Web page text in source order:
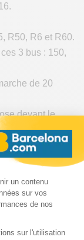
R50, R6 et R60.
3 bus : 150,
de 20
devant le
d'un